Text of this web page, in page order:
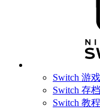
Switch 游戏
Switch 存档
Switch 教程